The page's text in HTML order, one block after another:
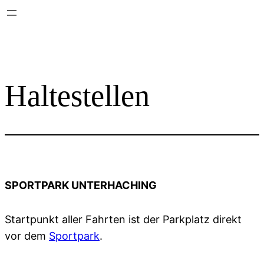
Haltestellen
SPORTPARK UNTERHACHING
Startpunkt aller Fahrten ist der Parkplatz direkt
vor dem Sportpark.